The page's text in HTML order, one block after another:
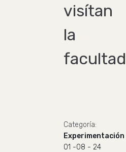
visítan
la
facultad
Categoría:
Experimentación
01 -08 - 24